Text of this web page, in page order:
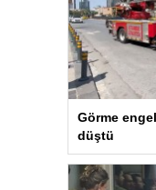
Görme
düştü